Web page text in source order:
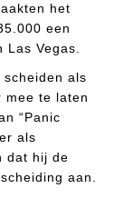
het
een
Vegas.
als
mee te laten
“Panic
als
dat hij de
aan.